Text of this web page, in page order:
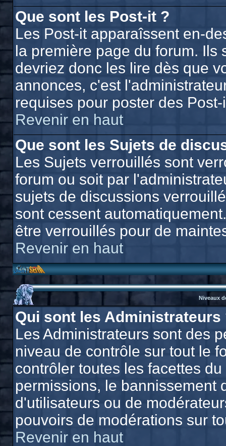
Que sont les Post-it ?
Les Post-it apparaîssent en-
la première page du forum. Ils
devriez donc les lire dès que
annonces, c'est
requises pour poster des
Revenir en haut
Que sont les Sujets de
Les Sujets verrouillés sont
forum ou soit par
sujets de discussions
sont cessent
être verrouillés pour de
Revenir en haut
Niveaux
Qui sont les Administrateurs
Les Administrateurs sont des
niveau de contrôle sur tout le
contrôler toutes les facettes
permissions, le bannissement
d'utilisateurs ou de
pouvoirs de modérations sur
Revenir en haut